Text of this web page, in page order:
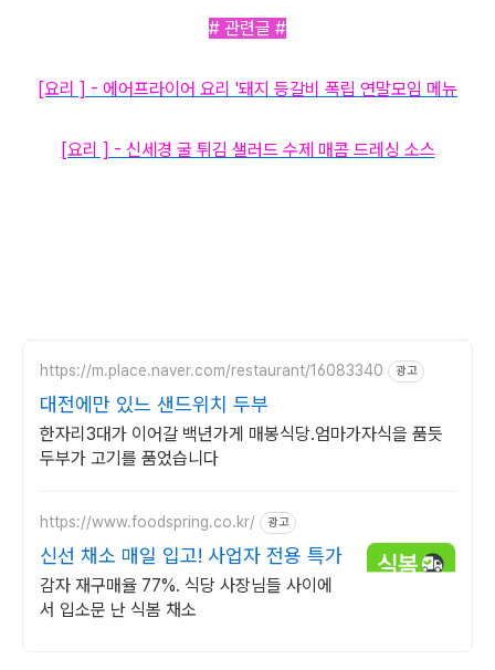
# 관련글 #
[요리 ] - 에어프라이어 요리 '돼지 등갈비 폭립 연말모임 메뉴
[요리 ] - 신세경 굴 튀김 샐러드 수제 매콤 드레싱 소스
https://m.place.naver.com/restaurant/16083340 광고
대전에만 있느 샌드위치 두부
한자리3대가 이어갈 백년가게 매봉식당.엄마가자식을 품듯
두부가 고기를 품었습니다
https://www.foodspring.co.kr/ 광고
신선 채소 매일 입고! 사업자 전용 특가
감자 재구매율 77%. 식당 사장님들 사이에
서 입소문 난 식봄 채소